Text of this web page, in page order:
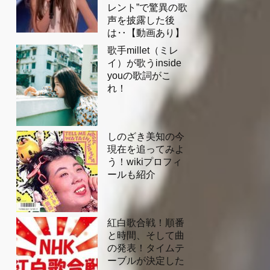
レント”で驚異の歌
声を披露した後
は‥【動画あり】
歌手millet（ミレ
イ）が歌うinside
youの歌詞がこ
れ！
しのざき美知の今
現在を追ってみよ
う！wikiプロフィ
ールも紹介
紅白歌合戦！順番
と時間、そして曲
の発表！タイムテ
ーブルが決定した